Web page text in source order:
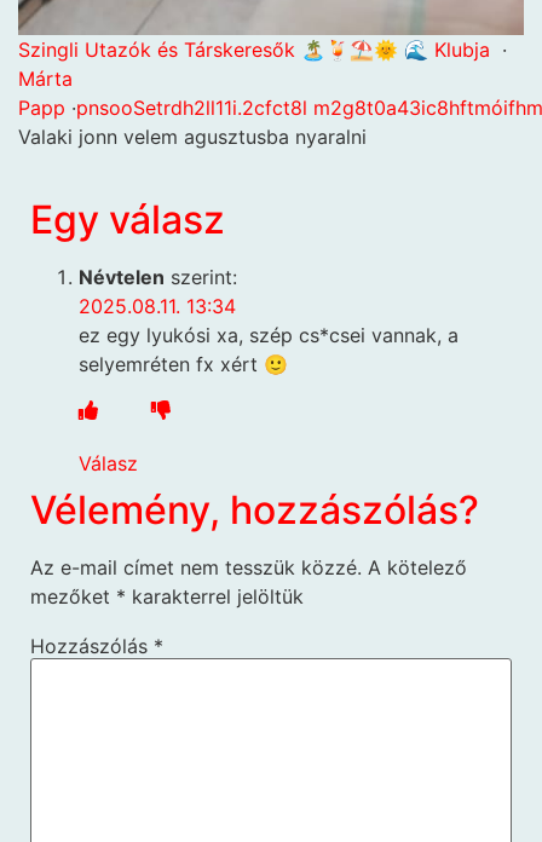
Szingli Utazók és Társkeresők 🏝️🍹⛱️🌞 🌊 Klubja ·
Márta
Papp ·pnsooSetrdh2ll11i.2cfct8l m2g8t0a43ic8hftmóifhm
Valaki jonn velem agusztusba nyaralni
Egy válasz
Névtelen szerint:
2025.08.11. 13:34
ez egy lyukósi xa, szép cs*csei vannak, a
selyemréten fx xért 🙂
Válasz
Vélemény, hozzászólás?
Az e-mail címet nem tesszük közzé. A kötelező
mezőket * karakterrel jelöltük
Hozzászólás *